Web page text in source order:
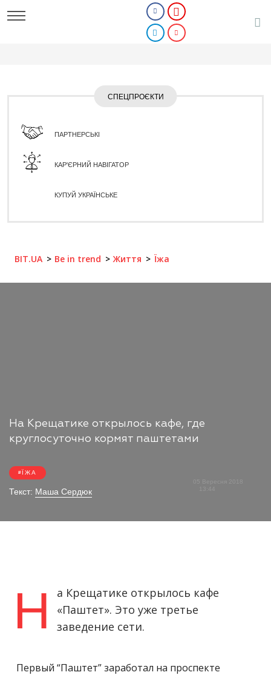
СПЕЦПРОЄКТИ
ПАРТНЕРСЬКІ
КАР'ЄРНИЙ НАВІГАТОР
КУПУЙ УКРАЇНСЬКЕ
BIT.UA Be in trend Життя Їжа
На Крещатике открылось кафе, где
круглосуточно кормят паштетами
ЇЖА
Текст: Маша Сердюк
05 Вересня 2018
Н
а Крещатике открылось кафе
«Паштет». Это уже третье
заведение сети.
Первый “Паштет” заработал на проспекте